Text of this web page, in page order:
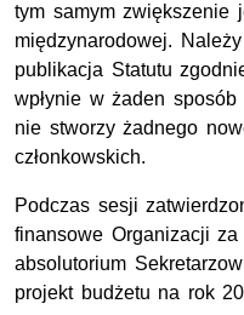
tym samym zwiększenie
międzynarodowej.
publikacja Statutu
wpłynie w żaden
nie stworzy żadnego
członkowskich.
Podczas sesji
finansowe Organizacji
absolutorium
projekt budżetu na rok